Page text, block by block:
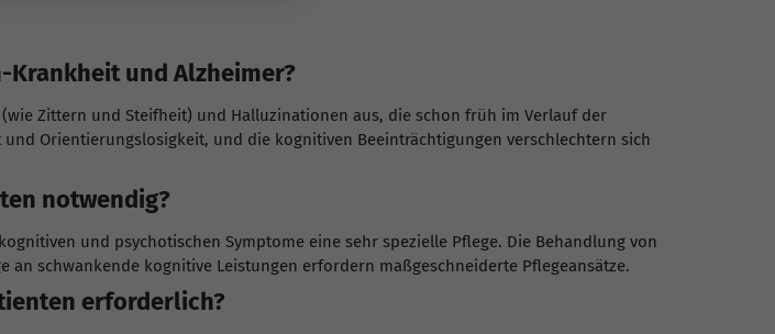
Krankheit und Alzheimer?
Zittern und Steifheit) und Halluzinationen aus, die schon früh im Verlauf der
Orientierungslosigkeit, und die kognitiven Beeinträchtigungen verschlechtern sich
notwendig?
und psychotischen Symptome eine sehr spezielle Pflege. Die Behandlung von
schwankende kognitive Leistungen erfordern maßgeschneiderte Pflegeansätze.
erforderlich?